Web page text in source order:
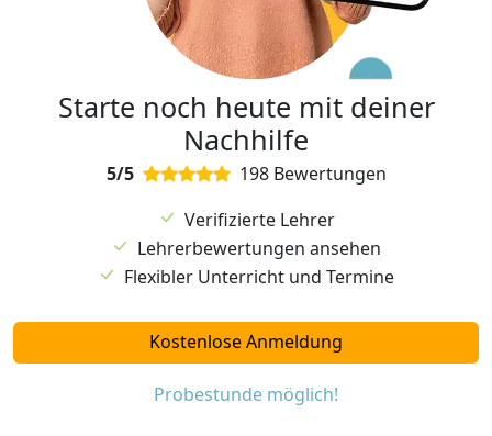
Starte noch heute mit deiner
Nachhilfe
5/5
198 Bewertungen
Verifizierte Lehrer
Lehrerbewertungen ansehen
Flexibler Unterricht und Termine
Kostenlose Anmeldung
Probestunde möglich!